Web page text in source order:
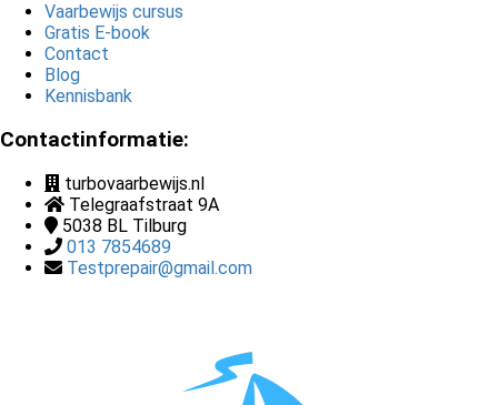
Vaarbewijs cursus
Gratis E-book
Contact
Blog
Kennisbank
Contactinformatie:
turbovaarbewijs.nl
Telegraafstraat 9A
5038 BL Tilburg
013 7854689
Testprepair@gmail.com